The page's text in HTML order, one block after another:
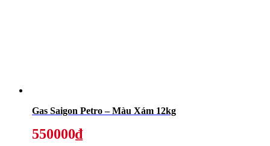
Gas Saigon Petro – Màu Xám 12kg
550000₫